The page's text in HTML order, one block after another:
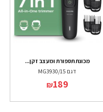
מכונת תספורת ומעצב זקן...
דגם MG3930/15
₪189